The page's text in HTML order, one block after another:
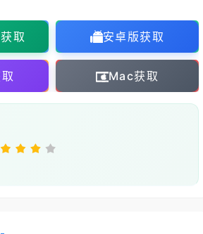
取 安卓版获取
Mac获取